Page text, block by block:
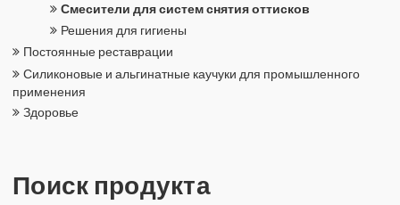
Сме­си­те­ли для си­стем сня­тия от­тис­ков
Ре­ше­ния для ги­ги­е­ны
По­сто­ян­ные ре­став­ра­ции
Си­ли­ко­но­вые и аль­ги­нат­ные ка­у­чу­ки для про­мыш­лен­но­го
при­ме­не­ния
Здо­ро­вье
Поиск про­дук­та